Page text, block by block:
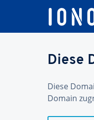
Diese
Diese
Domain